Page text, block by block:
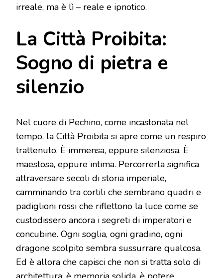
irreale, ma è lì – reale e ipnotico.
La Città Proibita:
Sogno di pietra e
silenzio
Nel cuore di Pechino, come incastonata nel
tempo, la Città Proibita si apre come un respiro
trattenuto. È immensa, eppure silenziosa. È
maestosa, eppure intima. Percorrerla significa
attraversare secoli di storia imperiale,
camminando tra cortili che sembrano quadri e
padiglioni rossi che riflettono la luce come se
custodissero ancora i segreti di imperatori e
concubine. Ogni soglia, ogni gradino, ogni
dragone scolpito sembra sussurrare qualcosa.
Ed è allora che capisci che non si tratta solo di